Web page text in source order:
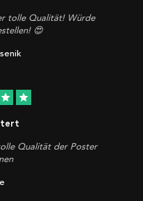
tolle Qualität! Würde
😍
star star
Qualität der Poster